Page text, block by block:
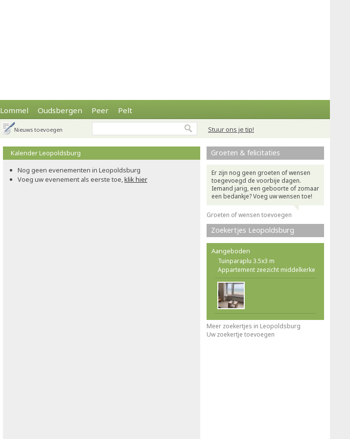
Lommel Oudsbergen Peer Pelt
Stuur ons je tip!
Nieuws toevoegen
Kalender Leopoldsburg
Nog geen evenementen in Leopoldsburg
Voeg uw evenement als eerste toe,klik hier
Groeten & felicitaties
Er zijn nog geen groeten of wensen
toegevoegd de voorbije dagen.
Iemand jarig, een geboorte of zomaar
een bedankje? Voeg uw wensen toe!
Groeten of wensen toevoegen
Zoekertjes Leopoldsburg
Aangeboden
Tuinparaplu 3.5x3 m
Appartement zeezicht middelkerke
Meer zoekertjes in Leopoldsburg
Uw zoekertje toevoegen